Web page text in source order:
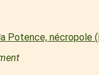
Potence, nécropole